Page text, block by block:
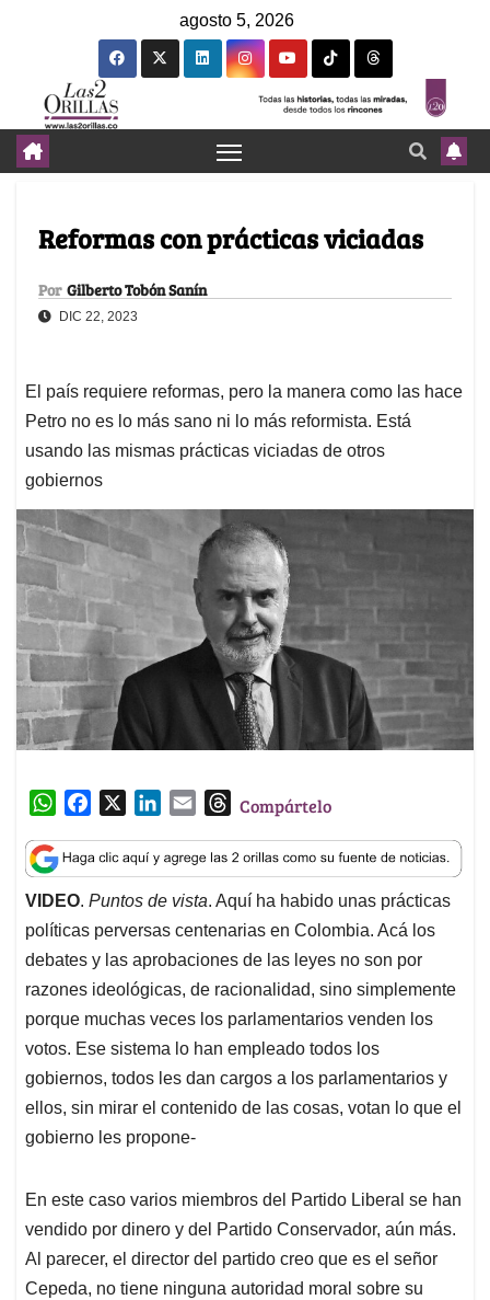
agosto 5, 2026
Reformas con prácticas viciadas
Por Gilberto Tobón Sanín
DIC 22, 2023
El país requiere reformas, pero la manera como las hace
Petro no es lo más sano ni lo más reformista. Está
usando las mismas prácticas viciadas de otros
gobiernos
W
a
t
s
A
p
p
c
e
b
o
o
k
n
k
e
d
I
n
a
i
l
T
r
e
a
d
s
Compártelo
VIDEO. Puntos de vista. Aquí ha habido unas prácticas
políticas perversas centenarias en Colombia. Acá los
debates y las aprobaciones de las leyes no son por
razones ideológicas, de racionalidad, sino simplemente
porque muchas veces los parlamentarios venden los
votos. Ese sistema lo han empleado todos los
gobiernos, todos les dan cargos a los parlamentarios y
ellos, sin mirar el contenido de las cosas, votan lo que el
gobierno les propone-
En este caso varios miembros del Partido Liberal se han
vendido por dinero y del Partido Conservador, aún más.
Al parecer, el director del partido creo que es el señor
Cepeda, no tiene ninguna autoridad moral sobre su